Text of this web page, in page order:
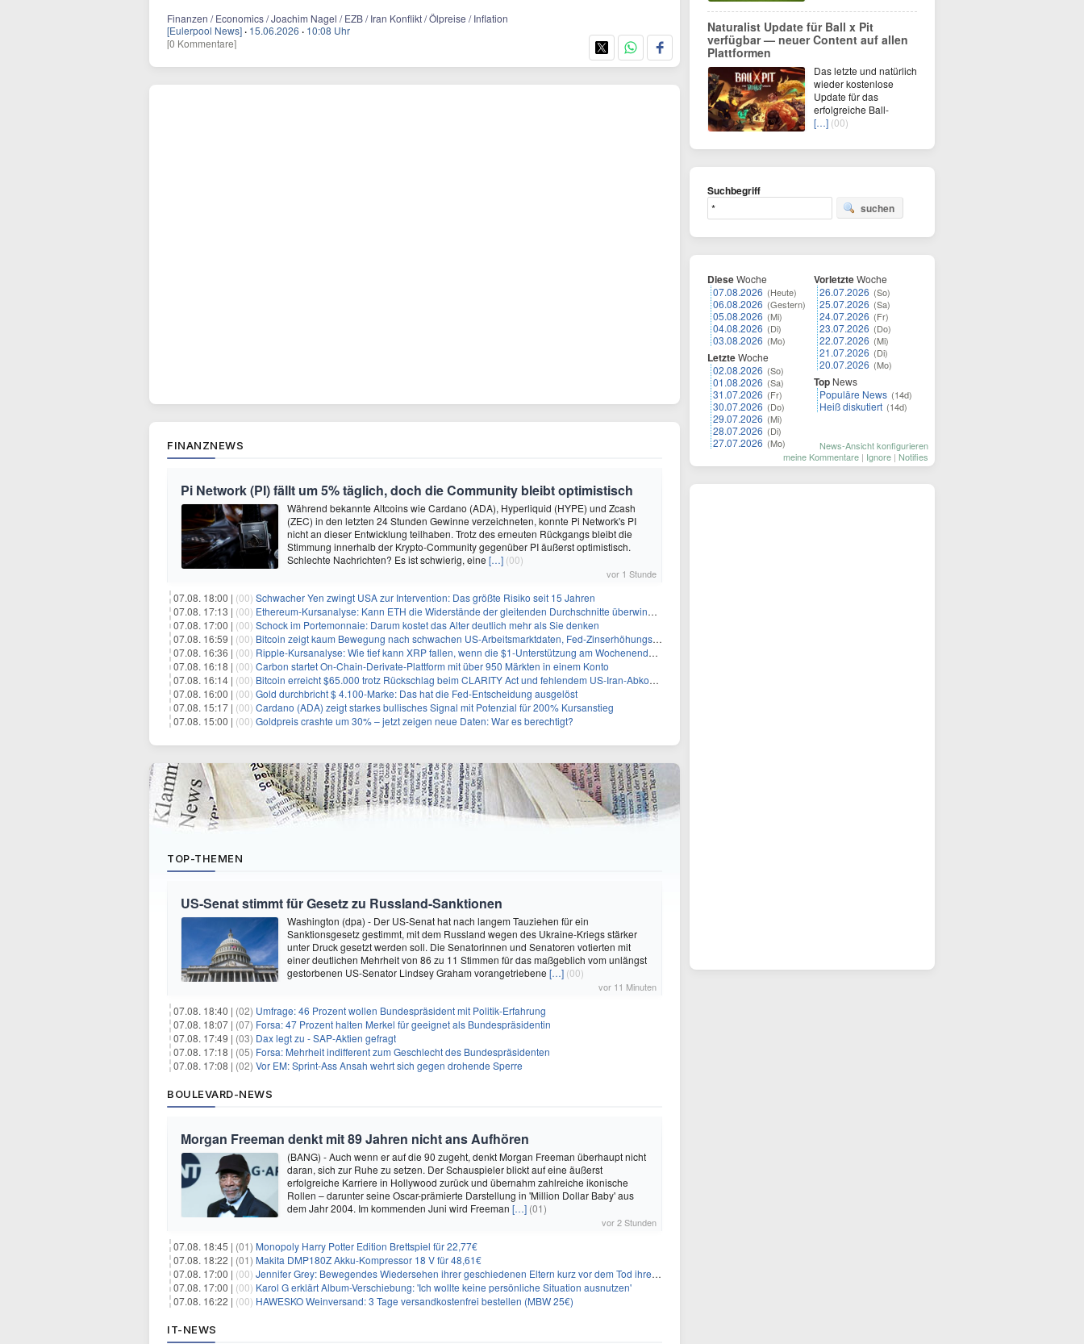
Finanzen / Economics / Joachim Nagel / EZB / Iran Konflikt / Ölpreise / Inflation
[Eulerpool News] · 15.06.2026 · 10:08 Uhr
[0 Kommentare]
FINANZNEWS
Pi Network (PI) fällt um 5% täglich, doch die Community bleibt optimistisch
Während bekannte Altcoins wie Cardano (ADA), Hyperliquid (HYPE) und Zcash
(ZEC) in den letzten 24 Stunden Gewinne verzeichneten, konnte Pi Network's PI
nicht an dieser Entwicklung teilhaben. Trotz des erneuten Rückgangs bleibt die
Stimmung innerhalb der Krypto-Community gegenüber PI äußerst optimistisch.
Schlechte Nachrichten? Es ist schwierig, eine […] (00)
vor 1 Stunde
07.08. 18:00 | (00) Schwacher Yen zwingt USA zur Intervention: Das größte Risiko seit 15 Jahren
07.08. 17:13 | (00) Ethereum-Kursanalyse: Kann ETH die Widerstände der gleitenden Durchschnitte überwinden?
07.08. 17:00 | (00) Schock im Portemonnaie: Darum kostet das Alter deutlich mehr als Sie denken
07.08. 16:59 | (00) Bitcoin zeigt kaum Bewegung nach schwachen US-Arbeitsmarktdaten, Fed-Zinserhöhungschancen sinken auf 44%
07.08. 16:36 | (00) Ripple-Kursanalyse: Wie tief kann XRP fallen, wenn die $1-Unterstützung am Wochenende verloren geht?
07.08. 16:18 | (00) Carbon startet On-Chain-Derivate-Plattform mit über 950 Märkten in einem Konto
07.08. 16:14 | (00) Bitcoin erreicht $65.000 trotz Rückschlag beim CLARITY Act und fehlendem US-Iran-Abkommen
07.08. 16:00 | (00) Gold durchbricht $ 4.100-Marke: Das hat die Fed-Entscheidung ausgelöst
07.08. 15:17 | (00) Cardano (ADA) zeigt starkes bullisches Signal mit Potenzial für 200% Kursanstieg
07.08. 15:00 | (00) Goldpreis crashte um 30% – jetzt zeigen neue Daten: War es berechtigt?
TOP-THEMEN
US-Senat stimmt für Gesetz zu Russland-Sanktionen
Washington (dpa) - Der US-Senat hat nach langem Tauziehen für ein
Sanktionsgesetz gestimmt, mit dem Russland wegen des Ukraine-Kriegs stärker
unter Druck gesetzt werden soll. Die Senatorinnen und Senatoren votierten mit
einer deutlichen Mehrheit von 86 zu 11 Stimmen für das maßgeblich vom unlängst
gestorbenen US-Senator Lindsey Graham vorangetriebene […] (00)
vor 11 Minuten
07.08. 18:40 | (02) Umfrage: 46 Prozent wollen Bundespräsident mit Politik-Erfahrung
07.08. 18:07 | (07) Forsa: 47 Prozent halten Merkel für geeignet als Bundespräsidentin
07.08. 17:49 | (03) Dax legt zu - SAP-Aktien gefragt
07.08. 17:18 | (05) Forsa: Mehrheit indifferent zum Geschlecht des Bundespräsidenten
07.08. 17:08 | (02) Vor EM: Sprint-Ass Ansah wehrt sich gegen drohende Sperre
BOULEVARD-NEWS
Morgan Freeman denkt mit 89 Jahren nicht ans Aufhören
(BANG) - Auch wenn er auf die 90 zugeht, denkt Morgan Freeman überhaupt nicht
daran, sich zur Ruhe zu setzen. Der Schauspieler blickt auf eine äußerst
erfolgreiche Karriere in Hollywood zurück und übernahm zahlreiche ikonische
Rollen – darunter seine Oscar-prämierte Darstellung in 'Million Dollar Baby' aus
dem Jahr 2004. Im kommenden Juni wird Freeman […] (01)
vor 2 Stunden
07.08. 18:45 | (01) Monopoly Harry Potter Edition Brettspiel für 22,77€
07.08. 18:22 | (01) Makita DMP180Z Akku-Kompressor 18 V für 48,61€
07.08. 17:00 | (00) Jennifer Grey: Bewegendes Wiedersehen ihrer geschiedenen Eltern kurz vor dem Tod ihrer Mutter
07.08. 17:00 | (00) Karol G erklärt Album-Verschiebung: 'Ich wollte keine persönliche Situation ausnutzen'
07.08. 16:22 | (00) HAWESKO Weinversand: 3 Tage versandkostenfrei bestellen (MBW 25€)
IT-NEWS
Naturalist Update für Ball x Pit
verfügbar — neuer Content auf allen
Plattformen
Das letzte und natürlich
wieder kostenlose
Update für das
erfolgreiche Ball-
[…] (00)
Suchbegriff
suchen
DieseWoche
07.08.2026 (Heute)
06.08.2026 (Gestern)
05.08.2026 (Mi)
04.08.2026 (Di)
03.08.2026 (Mo)
LetzteWoche
02.08.2026 (So)
01.08.2026 (Sa)
31.07.2026 (Fr)
30.07.2026 (Do)
29.07.2026 (Mi)
28.07.2026 (Di)
27.07.2026 (Mo)
VorletzteWoche
26.07.2026 (So)
25.07.2026 (Sa)
24.07.2026 (Fr)
23.07.2026 (Do)
22.07.2026 (Mi)
21.07.2026 (Di)
20.07.2026 (Mo)
Top News
Populäre News (14d)
Heiß diskutiert (14d)
News-Ansicht konfigurieren
meine Kommentare | Ignore | Notifies